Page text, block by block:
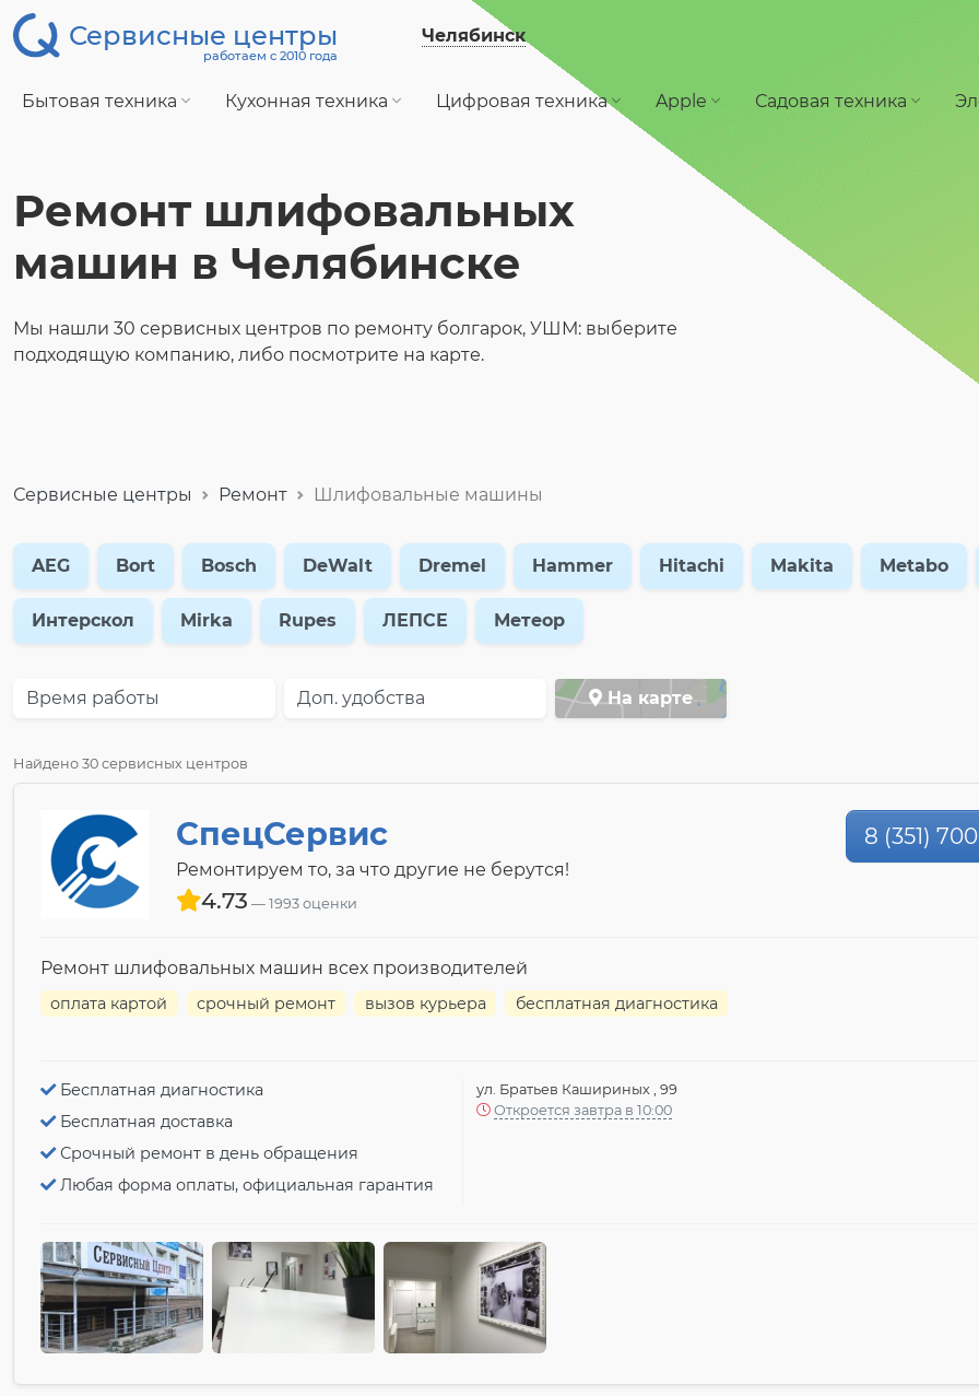
Сервисные центры
работаем с 2010 года
Челябинск
Бытовая техника Кухонная техника Цифровая техника Apple Садовая техника
Ремонт шлифовальных
машин в Челябинске
Мы нашли 30 сервисных центров по ремонту болгарок, УШМ: выберите
подходящую компанию, либо посмотрите на карте.
Сервисные центры Ремонт Шлифовальные машины
AEG Bort Bosch DeWalt Dremel Hammer Hitachi Makita Metabo
Интерскол Mirka Rupes ЛЕПСЕ Метеор
Время работы Доп. удобства На карте
Найдено 30 сервисных центров
СпецСервис
Ремонтируем то, за что другие не берутся!
4.73 1993 оценки
8 (351)
Ремонт шлифовальных машин всех производителей
оплата картой срочный ремонт вызов курьера бесплатная диагностика
Бесплатная диагностика
Бесплатная доставка
Срочный ремонт в день обращения
Любая форма оплаты, официальная гарантия
ул. Братьев Кашириных , 99
Откроется завтра в 10:00